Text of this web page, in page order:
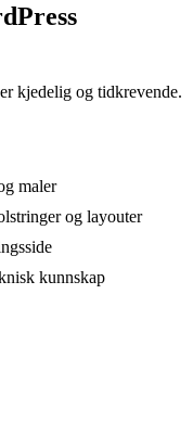
kjedelig og tidkrevende.
maler
og layouter
kunnskap